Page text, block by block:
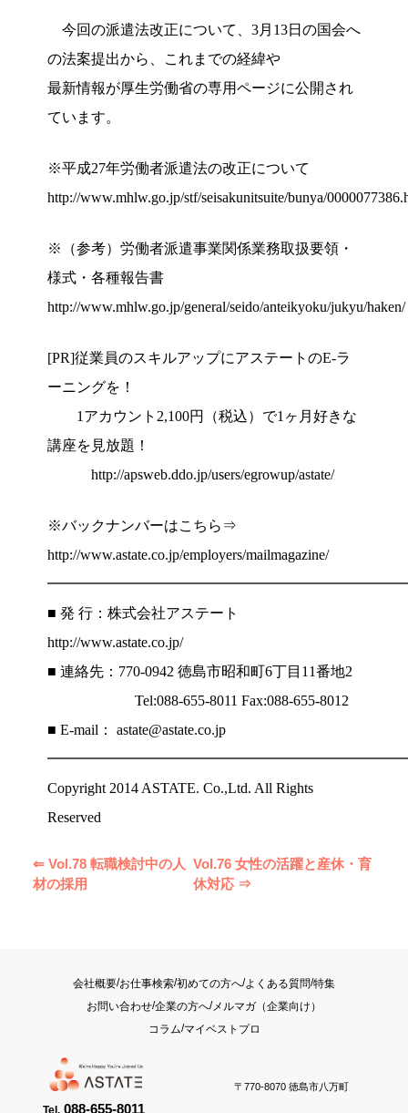
今回の派遣法改正について、3月13日の国会へ
の法案提出から、これまでの経緯や
最新情報が厚生労働省の専用ページに公開され
ています。
※平成27年労働者派遣法の改正について
http://www.mhlw.go.jp/stf/seisakunitsuite/bunya/
※（参考）労働者派遣事業関係業務取扱要領・
様式・各種報告書
http://www.mhlw.go.jp/general/seido/anteikyoku/jukyu/haken/
[PR]従業員のスキルアップにアステートのE-ラ
ーニングを！
1アカウント2,100円（税込）で1ヶ月好きな
講座を見放題！
http://apsweb.ddo.jp/users/egrowup/astate/
※バックナンバーはこちら⇒
http://www.astate.co.jp/employers/mailmagazine/
■ 発 行：株式会社アステート
http://www.astate.co.jp/
■ 連絡先：770-0942 徳島市昭和町6丁目11番地2
Tel:088-655-8011 Fax:088-655-8012
■ E-mail： astate@astate.co.jp
Copyright 2014 ASTATE. Co.,Ltd. All Rights
Reserved
⇐ Vol.78 転職検討中の人
材の採用
Vol.76 女性の活躍と産休・育
休対応 ⇒
会社概要/お仕事検索/初めての方へ/よくある質問/特集
お問い合わせ/企業の方へ/メルマガ（企業向け）
コラム/マイベストプロ
Tel. 088-655-8011
〒770-8070 徳島市八万町